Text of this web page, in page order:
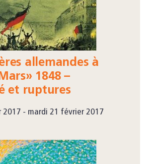
allemandes à
1848 –
et ruptures
2017 - mardi 21 février 2017